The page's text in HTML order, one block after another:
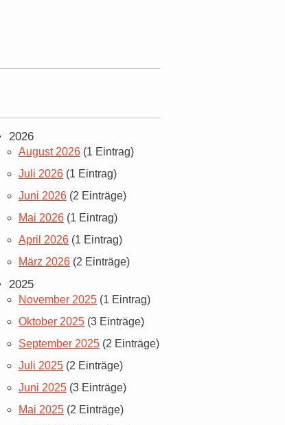
2026
August 2026 (1 Eintrag)
Juli 2026 (1 Eintrag)
Juni 2026 (2 Einträge)
Mai 2026 (1 Eintrag)
April 2026 (1 Eintrag)
März 2026 (2 Einträge)
2025
November 2025 (1 Eintrag)
Oktober 2025 (3 Einträge)
September 2025 (2 Einträge)
Juli 2025 (2 Einträge)
Juni 2025 (3 Einträge)
Mai 2025 (2 Einträge)